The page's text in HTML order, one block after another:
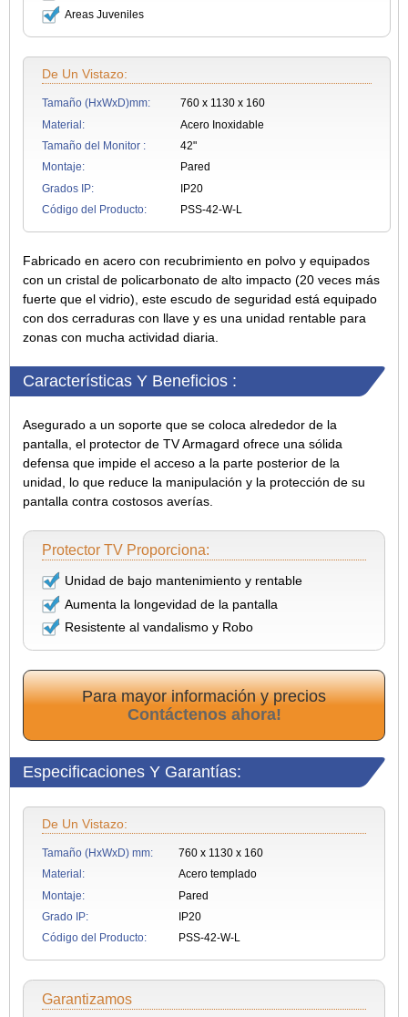
Areas Juveniles
De Un Vistazo:
Tamaño (HxWxD)mm:
760 x 1130 x 160
Material:
Acero Inoxidable
Tamaño del Monitor :
42"
Montaje:
Pared
Grados IP:
IP20
Código del Producto:
PSS-42-W-L
Fabricado en acero con recubrimiento en polvo y equipados
con un cristal de policarbonato de alto impacto (20 veces más
fuerte que el vidrio), este escudo de seguridad está equipado
con dos cerraduras con llave y es una unidad rentable para
zonas con mucha actividad diaria.
Características Y Beneficios :
Asegurado a un soporte que se coloca alrededor de la
pantalla, el protector de TV Armagard ofrece una sólida
defensa que impide el acceso a la parte posterior de la
unidad, lo que reduce la manipulación y la protección de su
pantalla contra costosos averías.
Protector TV Proporciona:
Unidad de bajo mantenimiento y rentable
Aumenta la longevidad de la pantalla
Resistente al vandalismo y Robo
Para mayor información y precios
Contáctenos ahora!
Especificaciones Y Garantías:
De Un Vistazo:
Tamaño (HxWxD) mm:
760 x 1130 x 160
Material:
Acero templado
Montaje:
Pared
Grado IP:
IP20
Código del Producto:
PSS-42-W-L
Garantizamos